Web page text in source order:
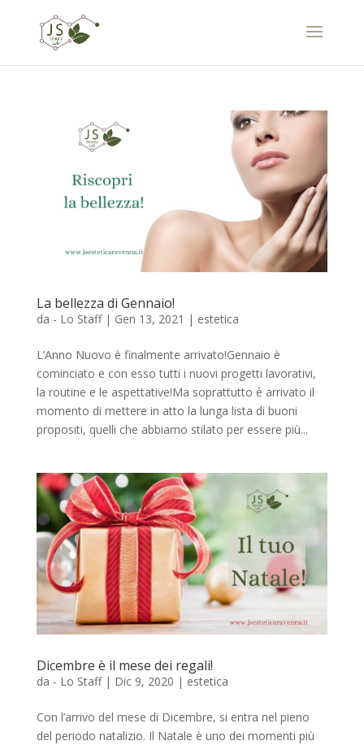
La bellezza di Gennaio!
da - Lo Staff| Gen 13, 2021 | estetica
L’Anno Nuovo è finalmente arrivato!Gennaio è
cominciato e con esso tutti i nuovi progetti lavorativi,
la routine e le aspettative!Ma soprattutto è arrivato il
momento di mettere in atto la lunga lista di buoni
propositi, quelli che abbiamo stilato per essere più...
Dicembre è il mese dei regali!
da - Lo Staff| Dic 9, 2020 | estetica
Con l’arrivo del mese di Dicembre, si entra nel pieno
del periodo natalizio. Il Natale è uno dei momenti più